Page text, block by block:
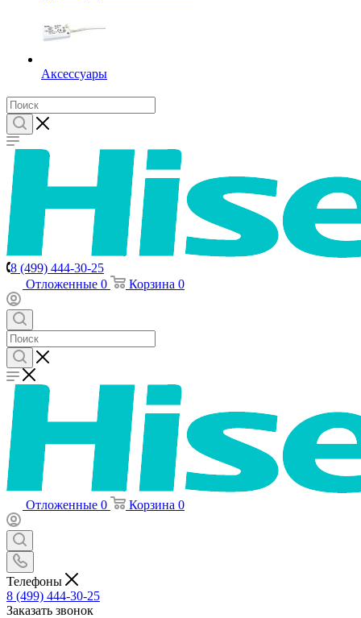
Аксессуары
8 (499) 444-30-25
Отложенные 0 Корзина 0
Отложенные 0 Корзина 0
Телефоны
8 (499) 444-30-25
Заказать звонок